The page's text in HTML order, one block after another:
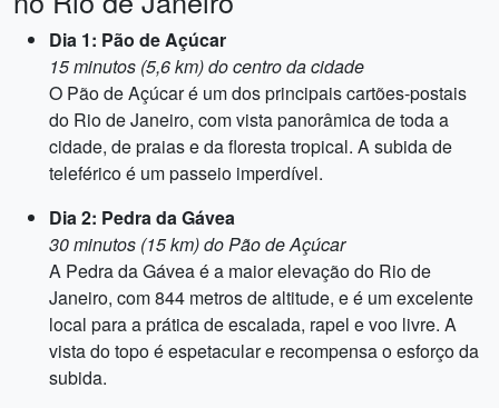
Dia 1: Pão de Açúcar
15 minutos (5,6 km) do centro da cidade
O Pão de Açúcar é um dos principais cartões-postais
do Rio de Janeiro, com vista panorâmica de toda a
cidade, de praias e da floresta tropical. A subida de
teleférico é um passeio imperdível.
Dia 2: Pedra da Gávea
30 minutos (15 km) do Pão de Açúcar
A Pedra da Gávea é a maior elevação do Rio de
Janeiro, com 844 metros de altitude, e é um excelente
local para a prática de escalada, rapel e voo livre. A
vista do topo é espetacular e recompensa o esforço da
subida.